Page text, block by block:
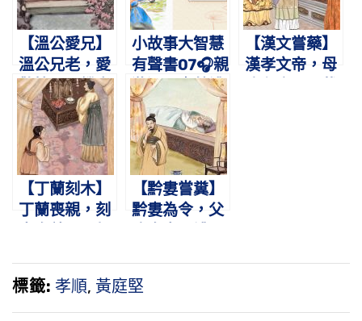
【溫公愛兄】
溫公兄老，愛
敬情深。饑寒
飽暖，刻刻關
心。
小故事大智慧
有聲書07🎧親
滌溺器｜蔡禮
旭老師講故事
【漢文嘗藥】
漢孝文帝，母
【丁蘭刻木】
丁蘭喪親，刻
怏。
【黔婁嘗糞】
黔婁為令，父
標籤: 孝順, 黃庭堅